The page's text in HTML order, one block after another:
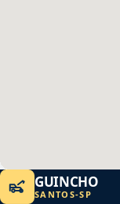
GUINCHO
SANTOS-SP